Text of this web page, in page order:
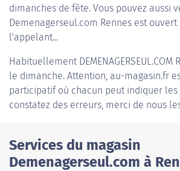
dimanches de fête. Vous pouvez aussi
Demenagerseul.com Rennes est
l'appelant...
Habituellement DEMENAGERSEUL.COM
le dimanche. Attention, au-magasin.fr
participatif où chacun peut indiquer les
constatez des erreurs, merci de nous
Services du magasin
Demenagerseul.com à